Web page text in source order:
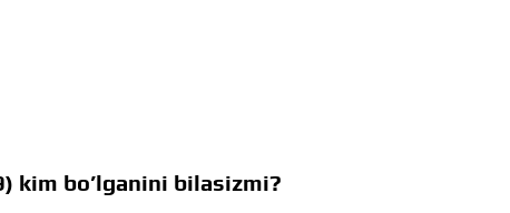
kim bo’lganini bilasizmi?